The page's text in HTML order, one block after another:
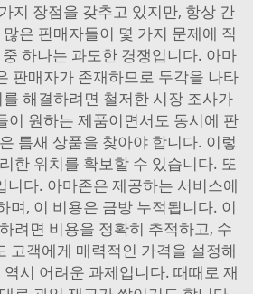
지 장점을 갖추고 있지만, 항상 간
은 판매자들이 몇 가지 문제에 직
하나는 과도한 경쟁입니다. 아마
판매자가 존재하므로 두각을 나타
해결하려면 철저한 시장 조사가
이 원하는 제품이면서도 동시에 판
틈새 상품을 찾아야 합니다. 이렇
한 위치를 확보할 수 있습니다. 또
니다. 아마존은 제공하는 서비스에
며, 이 비용은 금방 누적됩니다. 이
려면 비용을 정확히 추적하고, 수
고객에게 매력적인 가격을 설정해
시 어려운 과제입니다. 때때로 재